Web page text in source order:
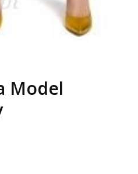
Model